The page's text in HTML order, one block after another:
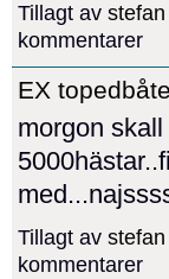
Tillagt av
kommentarer
EX
morgon
Tillagt av
kommentarer